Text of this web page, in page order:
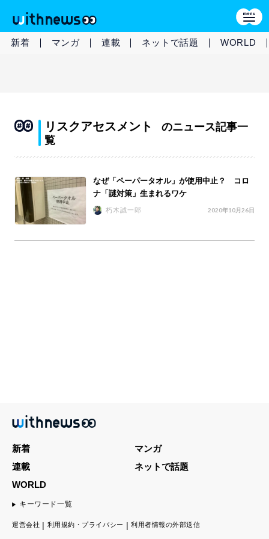
新着 マンガ 連載 ネットで話題 WORLD
リスクアセスメント
のニュース記事一
覧
なぜ「ペーパータオル」が使用中止？ コロ
ナ「謎対策」生まれるワケ
朽木誠一郎 2020年10月26日
新着
マンガ
連載
ネットで話題
WORLD
キーワード一覧
運営会社 利用規約・プライバシー 利用者情報の外部送信